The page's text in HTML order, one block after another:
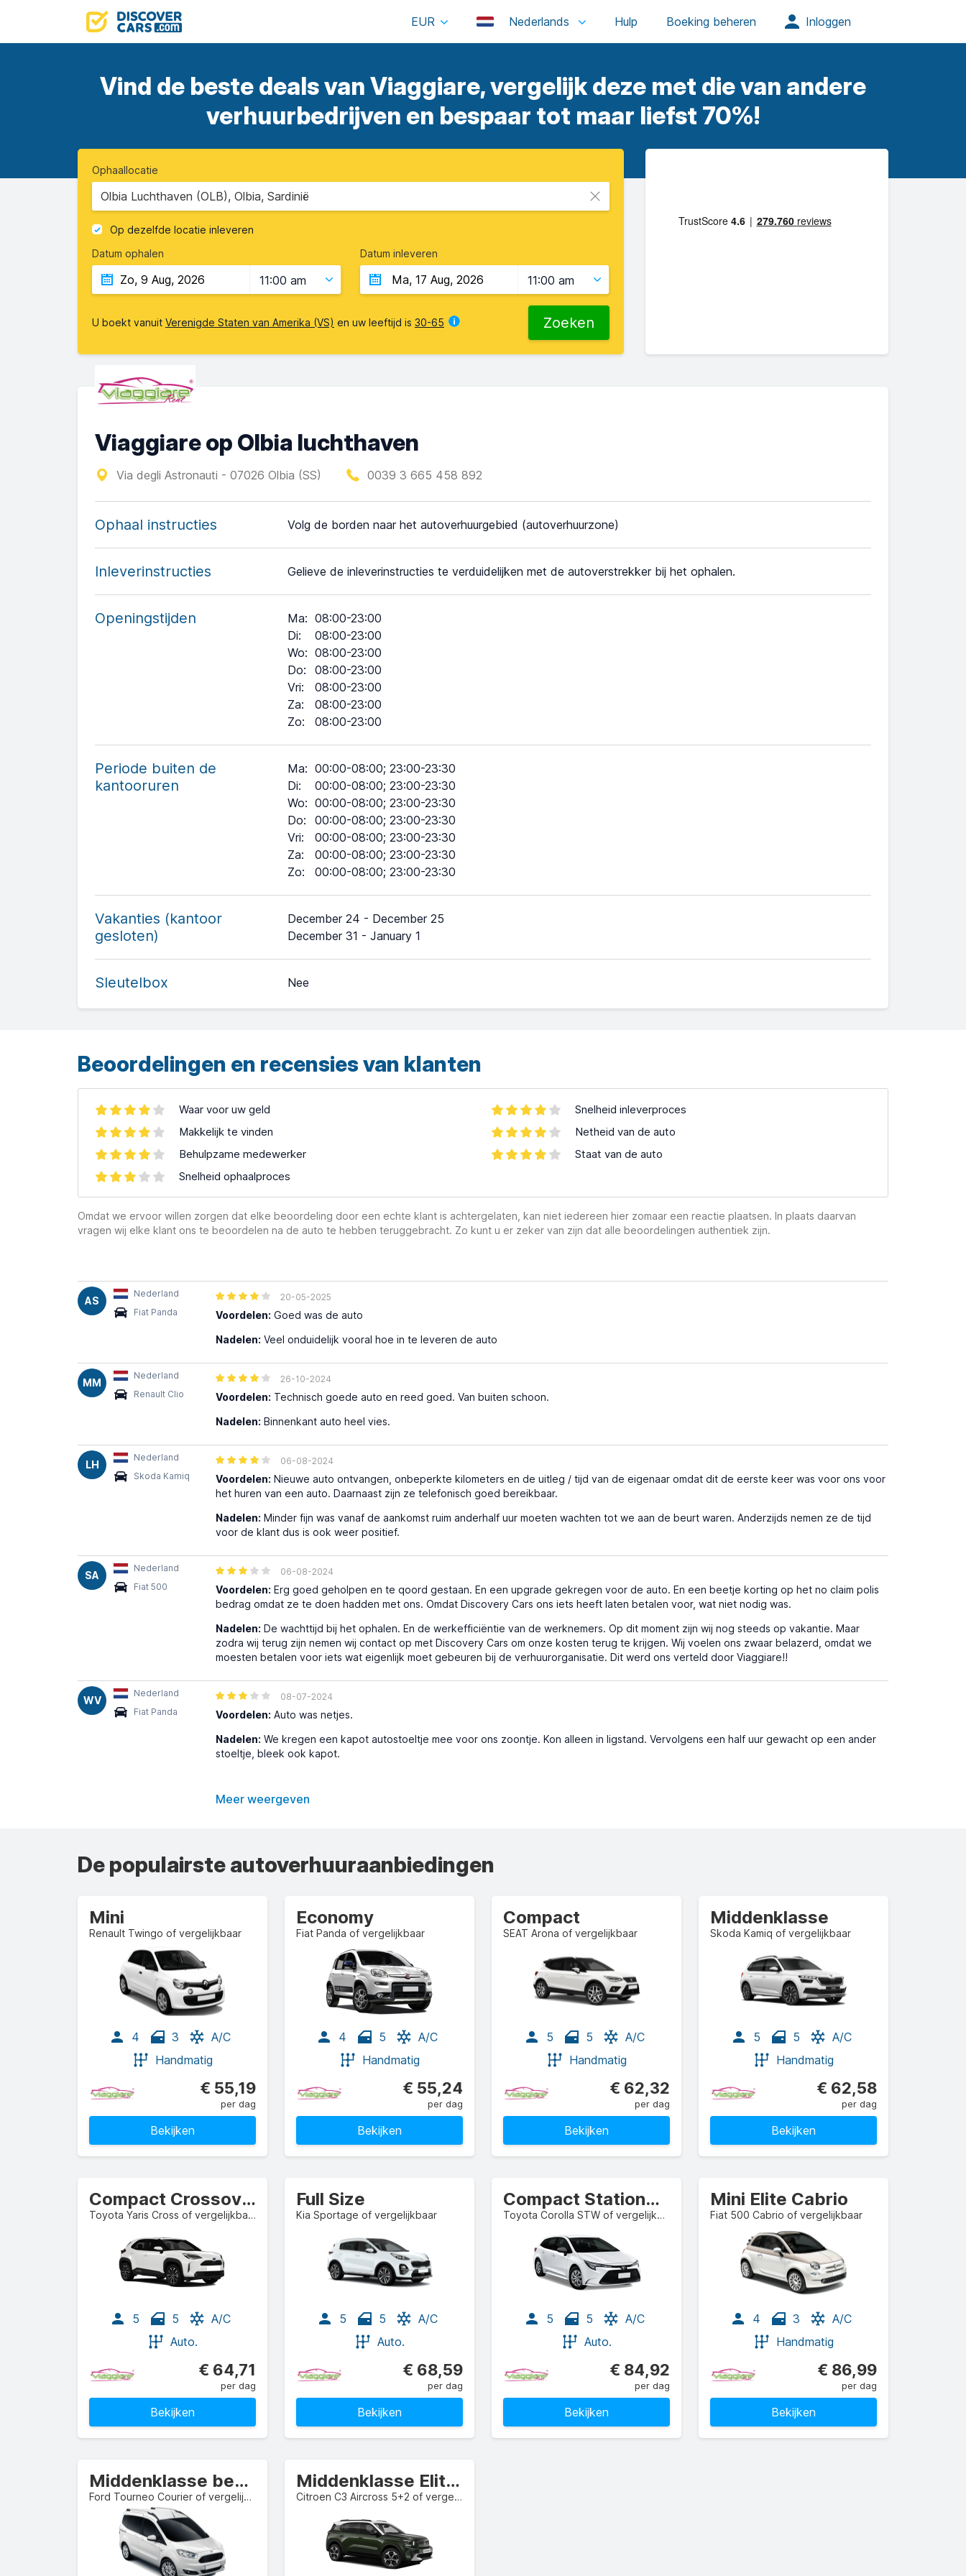
EUR Nederlands
Vind de beste deals van Viaggiare, vergelijk deze met die van andere
verhuurbedrijven en bespaar tot maar liefst 70%!
Ophaallocatie
Olbia Luchthaven (OLB), Olbia, Sardinië
Op dezelfde locatie inleveren
Datum ophalen
11:00 am
Datum inleveren
11:00 am
U boekt vanuit Verenigde Staten van Amerika (VS) en uw leeftijd is 30-65 Zoeken
Viaggiare op Olbia luchthaven
Via degli Astronauti - 07026 Olbia (SS) 0039 3 665 458 892
Ophaal instructies Volg de borden naar het autoverhuurgebied (autoverhuurzone)
Inleverinstructies Gelieve de inleverinstructies te verduidelijken met de autoverstrekker bij het ophalen.
Openingstijden Ma: 08:00-23:00
Di:
08:00-23:00
Wo: 08:00-23:00
Do:
08:00-23:00
Vri:
08:00-23:00
Za:
08:00-23:00
Zo: 08:00-23:00
Periode buiten de
kantooruren
Ma: 00:00-08:00; 23:00-23:30
Di:
00:00-08:00; 23:00-23:30
Wo: 00:00-08:00; 23:00-23:30
Do:
00:00-08:00; 23:00-23:30
Vri:
00:00-08:00; 23:00-23:30
Za:
00:00-08:00; 23:00-23:30
Zo:
00:00-08:00; 23:00-23:30
Vakanties (kantoor
gesloten)
December 24 - December 25
December 31 - January 1
Sleutelbox Nee
Beoordelingen en recensies van klanten
Waar voor uw geld
Makkelijk te vinden
Behulpzame medewerker
Snelheid ophaalproces
Snelheid inleverproces
Netheid van de auto
Staat van de auto
Omdat we ervoor willen zorgen dat elke beoordeling door een echte klant is achtergelaten, kan niet iedereen hier zomaar een reactie plaatsen. In plaats daarvan
vragen wij elke klant ons te beoordelen na de auto te hebben teruggebracht. Zo kunt u er zeker van zijn dat alle beoordelingen authentiek zijn.
AS
Nederland
Fiat Panda
20-05-2025
Voordelen: Goed was de auto
Nadelen: Veel onduidelijk vooral hoe in te leveren de auto
MM
Nederland
Renault Clio
26-10-2024
Voordelen: Technisch goede auto en reed goed. Van buiten schoon.
Nadelen: Binnenkant auto heel vies.
LH
Nederland
Skoda Kamiq
06-08-2024
Voordelen: Nieuwe auto ontvangen, onbeperkte kilometers en de uitleg / tijd van de eigenaar omdat dit de eerste keer was voor ons voor
het huren van een auto. Daarnaast zijn ze telefonisch goed bereikbaar.
Nadelen: Minder fijn was vanaf de aankomst ruim anderhalf uur moeten wachten tot we aan de beurt waren. Anderzijds nemen ze de tijd
voor de klant dus is ook weer positief.
SA
Nederland
Fiat 500
06-08-2024
Voordelen: Erg goed geholpen en te qoord gestaan. En een upgrade gekregen voor de auto. En een beetje korting op het no claim polis
bedrag omdat ze te doen hadden met ons. Omdat Discovery Cars ons iets heeft laten betalen voor, wat niet nodig was.
Nadelen: De wachttijd bij het ophalen. En de werkefficiëntie van de werknemers. Op dit moment zijn wij nog steeds op vakantie. Maar
zodra wij terug zijn nemen wij contact op met Discovery Cars om onze kosten terug te krijgen. Wij voelen ons zwaar belazerd, omdat we
moesten betalen voor iets wat eigenlijk moet gebeuren bij de verhuurorganisatie. Dit werd ons verteld door Viaggiare!!
WV
Nederland
Fiat Panda
08-07-2024
Voordelen: Auto was netjes.
Nadelen: We kregen een kapot autostoeltje mee voor ons zoontje. Kon alleen in ligstand. Vervolgens een half uur gewacht op een ander
stoeltje, bleek ook kapot.
Meer weergeven
De populairste autoverhuuraanbiedingen
Mini
Renault Twingo of vergelijkbaar
4 3
A/C
Handmatig
€ 55,19
per dag
Bekijken
Economy
Fiat Panda of vergelijkbaar
4 5
A/C
Handmatig
€ 55,24
per dag
Bekijken
Compact
SEAT Arona of vergelijkbaar
5 5
A/C
Handmatig
€ 62,32
per dag
Bekijken
Middenklasse
Skoda Kamiq of vergelijkbaar
5 5
A/C
Handmatig
€ 62,58
per dag
Bekijken
Compact Crossover
Toyota Yaris Cross of vergelijkbaar
5 5
A/C
Auto.
€ 64,71
per dag
Bekijken
Full Size
Kia Sportage of vergelijkbaar
5 5
A/C
Auto.
€ 68,59
per dag
Bekijken
Compact Stationwagen
Toyota Corolla STW of vergelijkbaar
5 5
A/C
Auto.
€ 84,92
per dag
Bekijken
Mini Elite Cabrio
Fiat 500 Cabrio of vergelijkbaar
4 3
A/C
Handmatig
€ 86,99
per dag
Bekijken
Middenklasse bestelbus
Ford Tourneo Courier of vergelijkbaar
Middenklasse Elite bestelbus
Citroen C3 Aircross 5+2 of vergelijkbaar